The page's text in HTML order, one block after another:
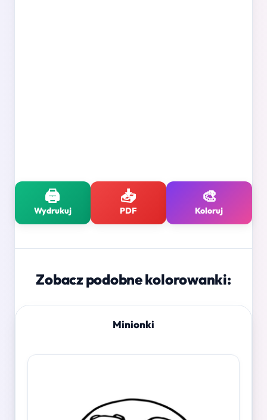
🖨️
Wydrukuj
📥
PDF
🎨
Koloruj
Zobacz podobne kolorowanki:
Minionki